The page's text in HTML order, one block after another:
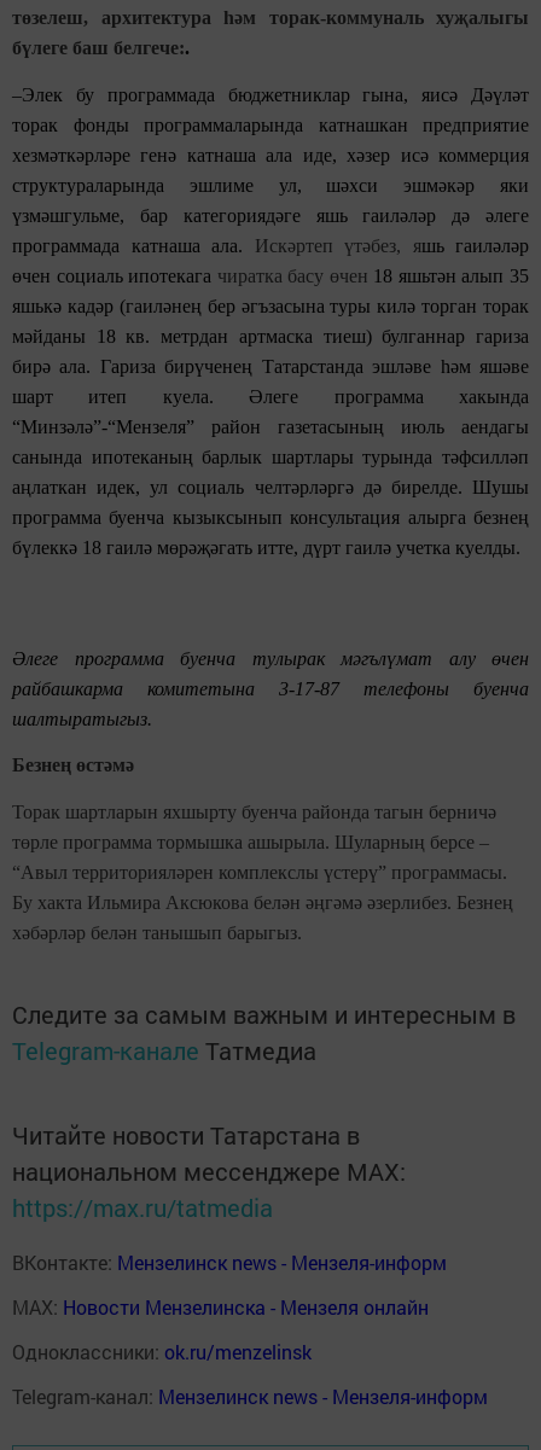
төзелеш, архитектура һәм торак-коммуналь хуҗалыгы
бүлеге баш белгече:.
–Элек бу программада бюджетниклар гына, яисә Дәүләт
торак фонды программаларында катнашкан предприятие
хезмәткәрләре генә катнаша ала иде, хәзер исә коммерция
структураларында эшлиме ул, шәхси эшмәкәр яки
үзмәшгульме, бар категориядәге яшь гаиләләр дә әлеге
программада катнаша ала. Искәртеп үтәбез, яшь гаиләләр
өчен социаль ипотекага чиратка басу өчен 18 яшьтән алып 35
яшькә кадәр (гаиләнең бер әгъзасына туры килә торган торак
мәйданы 18 кв. метрдан артмаска тиеш) булганнар гариза
бирә ала. Гариза бирүченең Татарстанда эшләве һәм яшәве
шарт итеп куела. Әлеге программа хакында
“Минзәлә”-“Мензеля” район газетасының июль аендагы
санында ипотеканың барлык шартлары турында тәфсилләп
аңлаткан идек, ул социаль челтәрләргә дә бирелде. Шушы
программа буенча кызыксынып консультация алырга безнең
бүлеккә 18 гаилә мөрәҗәгать итте, дүрт гаилә учетка куелды.
Әлеге программа буенча тулырак мәгълүмат алу өчен
райбашкарма комитетына 3-17-87 телефоны буенча
шалтыратыгыз.
Безнең өстәмә
Торак шартларын яхшырту буенча районда тагын берничә
төрле программа тормышка ашырыла. Шуларның берсе –
“Авыл территорияләрен комплекслы үстерү” программасы.
Бу хакта Ильмира Аксюкова белән әңгәмә әзерлибез. Безнең
хәбәрләр белән танышып барыгыз.
Следите за самым важным и интересным в
Telegram-канале Татмедиа
Читайте новости Татарстана в
национальном мессенджере MАХ:
https://max.ru/tatmedia
ВКонтакте: Мензелинск news - Мензеля-информ
MAX: Новости Мензелинска - Мензеля онлайн
Одноклассники: ok.ru/menzelinsk
Telegram-канал: Мензелинск news - Мензеля-информ